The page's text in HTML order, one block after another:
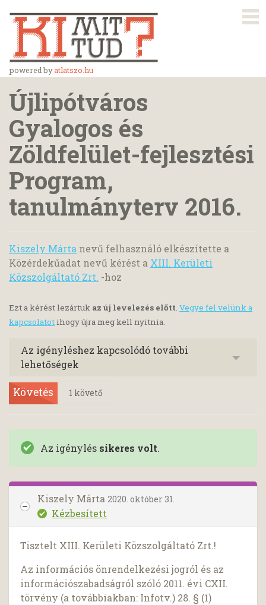
powered byatlatszo.hu
Újlipótváros
Gyalogos és
Zöldfelület-fejlesztési
Program,
tanulmányterv 2016.
Kiszely Márta nevű felhasználó elkészítette a
Közérdekűadat nevű kérést a XIII. Kerületi
Közszolgáltató Zrt. -hoz
Ezt a kérést lezártuk az új levelezés előtt. Vegye fel velünk a
kapcsolatotihogy újra meg kell nyitnia.
Az igényléshez kapcsolódó további
lehetőségek
Követés 1 követő
Az igénylés sikeres volt.
Kiszely Márta 2020. október 31.
Kézbesített
Tisztelt XIII. Kerületi Közszolgáltató Zrt.!
Az információs önrendelkezési jogról és az
információszabadságról szóló 2011. évi CXII.
törvény (a továbbiakban: Infotv.) 28. § (1)